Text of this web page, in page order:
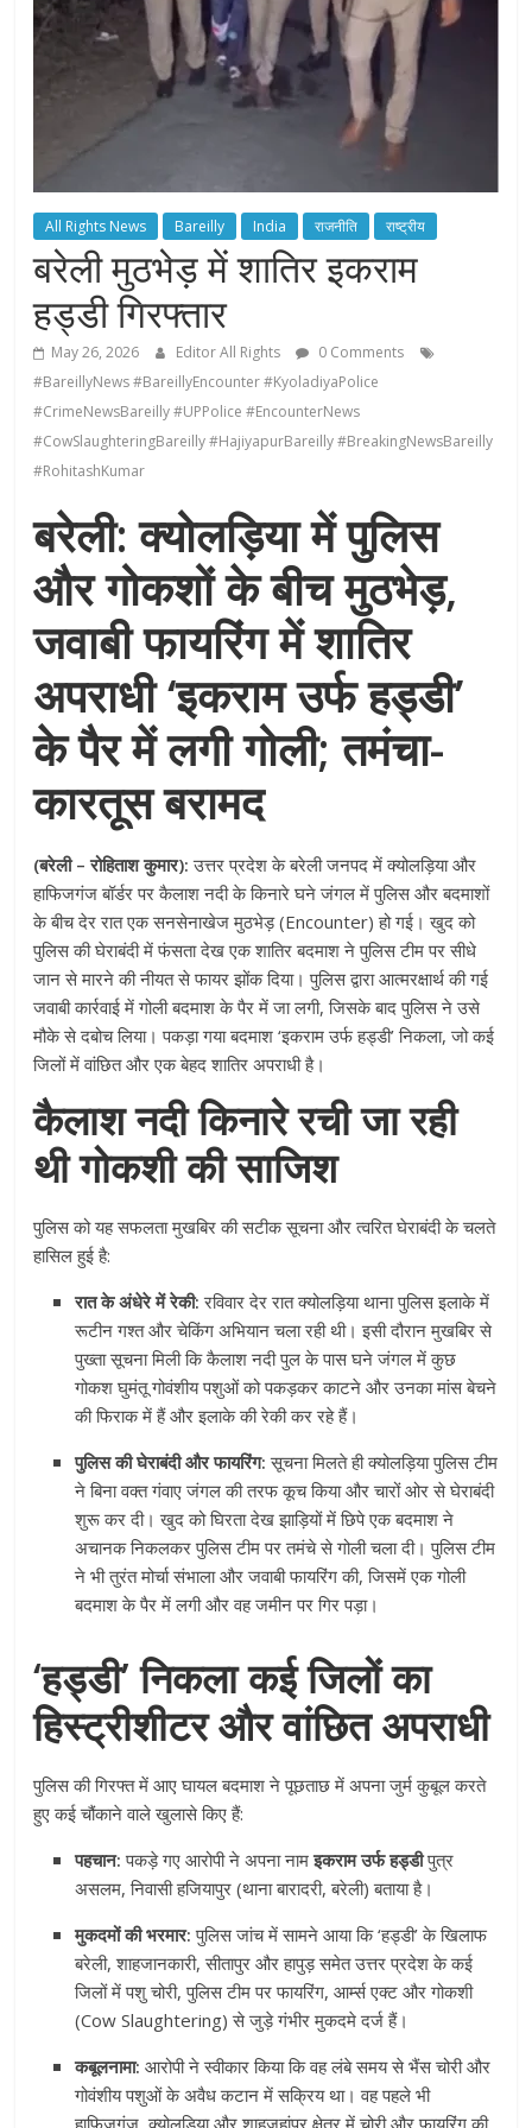
All Rights News Bareilly India राजनीति राष्ट्रीय
बरेली मुठभेड़ में शातिर इकराम
हड्डी गिरफ्तार
May 26, 2026 Editor All Rights
0 Comments
#BareillyNews #BareillyEncounter #KyoladiyaPolice
#CrimeNewsBareilly #UPPolice #EncounterNews
#CowSlaughteringBareilly #HajiyapurBareilly #BreakingNewsBareilly
#RohitashKumar
बरेली: क्योलड़िया में पुलिस
और गोकशों के बीच मुठभेड़,
जवाबी फायरिंग में शातिर
अपराधी ‘इकराम उर्फ हड्डी’
के पैर में लगी गोली; तमंचा-
कारतूस बरामद
(बरेली – रोहिताश कुमार): उत्तर प्रदेश के बरेली जनपद में क्योलड़िया और
हाफिजगंज बॉर्डर पर कैलाश नदी के किनारे घने जंगल में पुलिस और बदमाशों
के बीच देर रात एक सनसेनाखेज मुठभेड़ (Encounter) हो गई। खुद को
पुलिस की घेराबंदी में फंसता देख एक शातिर बदमाश ने पुलिस टीम पर सीधे
जान से मारने की नीयत से फायर झोंक दिया। पुलिस द्वारा आत्मरक्षार्थ की गई
जवाबी कार्रवाई में गोली बदमाश के पैर में जा लगी, जिसके बाद पुलिस ने उसे
मौके से दबोच लिया। पकड़ा गया बदमाश ‘इकराम उर्फ हड्डी’ निकला, जो कई
जिलों में वांछित और एक बेहद शातिर अपराधी है।
कैलाश नदी किनारे रची जा रही
थी गोकशी की साजिश
पुलिस को यह सफलता मुखबिर की सटीक सूचना और त्वरित घेराबंदी के चलते
हासिल हुई है:
रात के अंधेरे में रेकी: रविवार देर रात क्योलड़िया थाना पुलिस इलाके में
रूटीन गश्त और चेकिंग अभियान चला रही थी। इसी दौरान मुखबिर से
पुख्ता सूचना मिली कि कैलाश नदी पुल के पास घने जंगल में कुछ
गोकश घुमंतू गोवंशीय पशुओं को पकड़कर काटने और उनका मांस बेचने
की फिराक में हैं और इलाके की रेकी कर रहे हैं।
पुलिस की घेराबंदी और फायरिंग: सूचना मिलते ही क्योलड़िया पुलिस टीम
ने बिना वक्त गंवाए जंगल की तरफ कूच किया और चारों ओर से घेराबंदी
शुरू कर दी। खुद को घिरता देख झाड़ियों में छिपे एक बदमाश ने
अचानक निकलकर पुलिस टीम पर तमंचे से गोली चला दी। पुलिस टीम
ने भी तुरंत मोर्चा संभाला और जवाबी फायरिंग की, जिसमें एक गोली
बदमाश के पैर में लगी और वह जमीन पर गिर पड़ा।
‘हड्डी’ निकला कई जिलों का
हिस्ट्रीशीटर और वांछित अपराधी
पुलिस की गिरफ्त में आए घायल बदमाश ने पूछताछ में अपना जुर्म कुबूल करते
हुए कई चौंकाने वाले खुलासे किए हैं:
पहचान: पकड़े गए आरोपी ने अपना नामइकराम उर्फ हड्डीपुत्र
असलम, निवासी हजियापुर (थाना बारादरी, बरेली) बताया है।
मुकदमों की भरमार: पुलिस जांच में सामने आया कि ‘हड्डी’ के खिलाफ
बरेली, शाहजानकारी, सीतापुर और हापुड़ समेत उत्तर प्रदेश के कई
जिलों में पशु चोरी, पुलिस टीम पर फायरिंग, आर्म्स एक्ट और गोकशी
(Cow Slaughtering) से जुड़े गंभीर मुकदमे दर्ज हैं।
कबूलनामा: आरोपी ने स्वीकार किया कि वह लंबे समय से भैंस चोरी और
गोवंशीय पशुओं के अवैध कटान में सक्रिय था। वह पहले भी
हाफिजगंज, क्योलड़िया और शाहजहांपुर क्षेत्र में चोरी और फायरिंग की